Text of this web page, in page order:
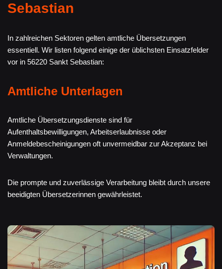
Sebastian
In zahlreichen Sektoren gelten amtliche Übersetzungen
essentiell. Wir listen folgend einige der üblichsten Einsatzfelder
vor in 56220 Sankt Sebastian:
Amtliche Unterlagen
Amtliche Übersetzungsdienste sind für
Aufenthaltsbewilligungen, Arbeitserlaubnisse oder
Anmeldebescheinigungen oft unvermeidbar zur Akzeptanz bei
Verwaltungen.
Die prompte und zuverlässige Verarbeitung bleibt durch unsere
beeidigten Übersetzerinnen gewährleistet.